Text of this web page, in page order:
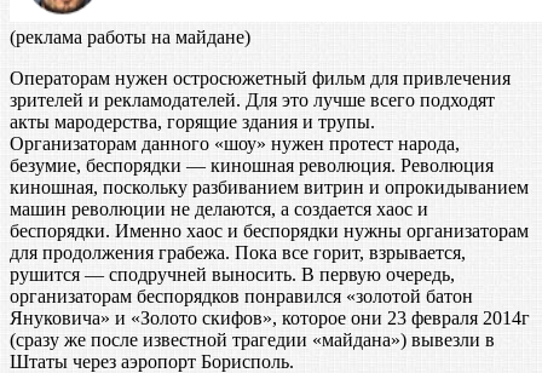
(реклама работы на майдане)
Операторам нужен остросюжетный фильм для привлечения
зрителей и рекламодателей. Для это лучше всего подходят
акты мародерства, горящие здания и трупы.
Организаторам данного «шоу» нужен протест народа,
безумие, беспорядки — киношная революция. Революция
киношная, поскольку разбиванием витрин и опрокидыванием
машин революции не делаются, а создается хаос и
беспорядки. Именно хаос и беспорядки нужны организаторам
для продолжения грабежа. Пока все горит, взрывается,
рушится — сподручней выносить. В первую очередь,
организаторам беспорядков понравился «золотой батон
Януковича» и «Золото скифов», которое они 23 февраля 2014г
(сразу же после известной трагедии «майдана») вывезли в
Штаты через аэропорт Борисполь.